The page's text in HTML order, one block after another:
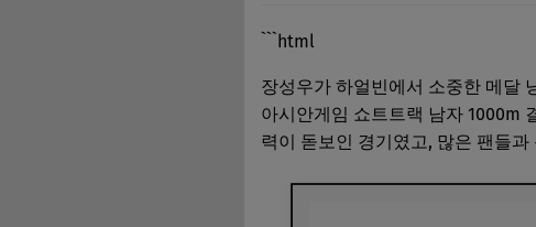
```html
장성우가 하얼빈에서 소중한 메달
아시안게임 쇼트트랙 남자 1000m
력이 돋보인 경기였고, 많은 팬들